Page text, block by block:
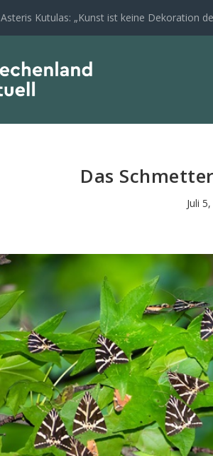
Asteris Kutulas: „Kunst ist keine Dekoration
Das
Juli